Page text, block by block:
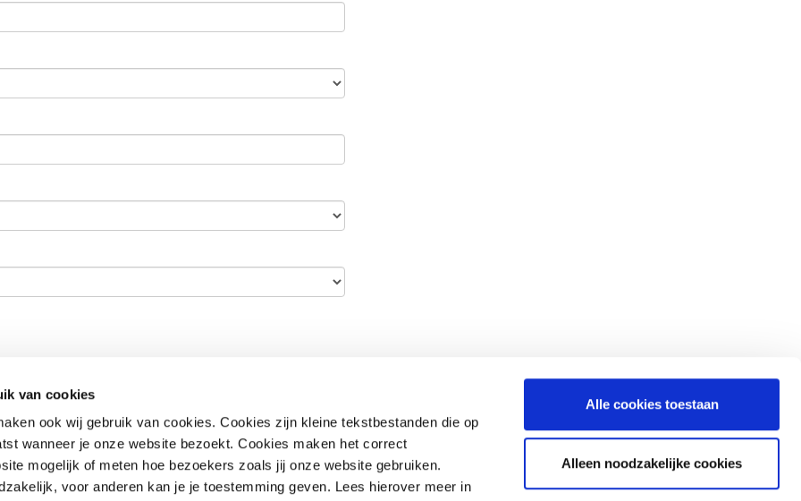
van cookies
ook wij gebruik van cookies. Cookies zijn kleine tekstbestanden die op
wanneer je onze website bezoekt. Cookies maken het correct
mogelijk of meten hoe bezoekers zoals jij onze website gebruiken.
voor anderen kan je je toestemming geven. Lees hierover meer in
Alle cookies toestaan
Alleen noodzakelijke cookies